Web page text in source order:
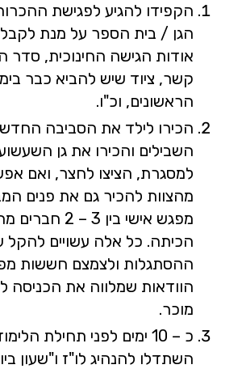
הקפידו להגיע לפגישת
הגן / בית הספר על מנת
אודות הגישה החינוכית, סדר
קשר, ציוד שיש להביא כבר
הראשונים, וכ"ו.
הכירו לילד את הסביבה
השבילים והכירו את גן
למסגרת, הציצו לחצר, ואם
מהצוות להכיר גם את פנים
מפגש אישי בין 3 – 2
הכיתה. כל אלה עשויים להקל
ההסתגלות ולצמצם חששות
הוודאות שמלווה את הכניסה
מוכר.
כ – 10 ימים לפני תחילת
השתדלו להנהיג לו"ז ו"שעון